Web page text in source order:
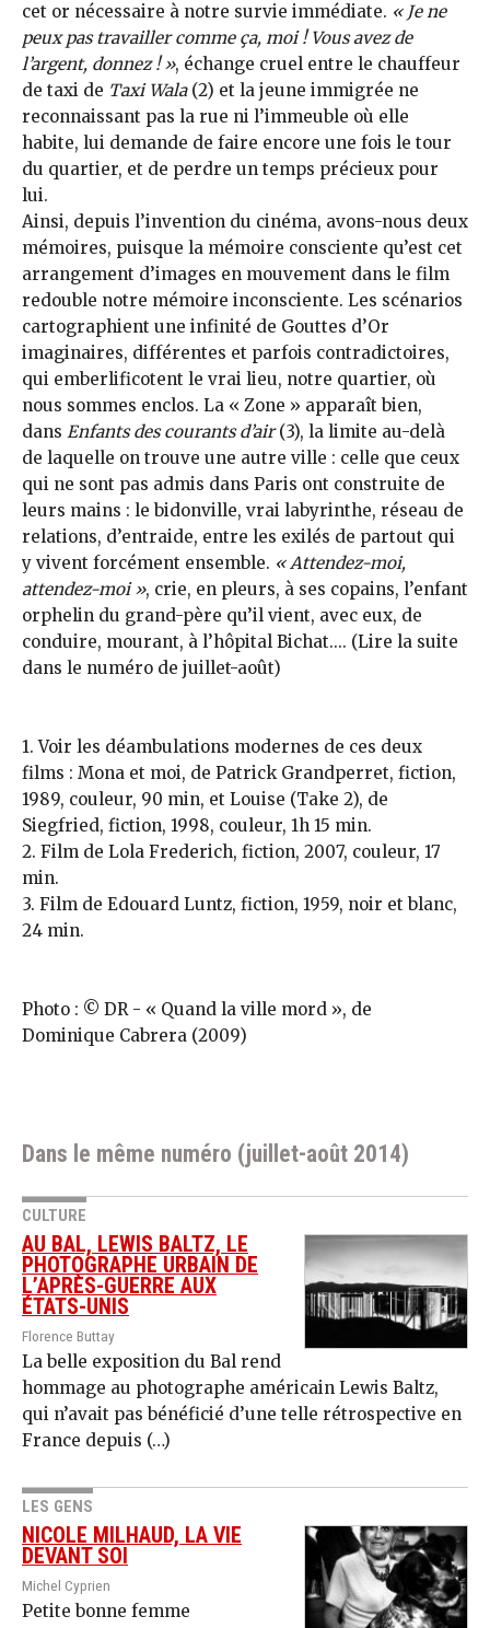
cet or nécessaire à notre survie immédiate. « Je ne
peux pas travailler comme ça, moi ! Vous avez de
l’argent, donnez ! », échange cruel entre le chauffeur
de taxi de Taxi Wala(2) et la jeune immigrée ne
reconnaissant pas la rue ni l’immeuble où elle
habite, lui demande de faire encore une fois le tour
du quartier, et de perdre un temps précieux pour
lui.
Ainsi, depuis l’invention du cinéma, avons-nous deux
mémoires, puisque la mémoire consciente qu’est cet
arrangement d’images en mouvement dans le film
redouble notre mémoire inconsciente. Les scénarios
cartographient une infinité de Gouttes d’Or
imaginaires, différentes et parfois contradictoires,
qui emberlificotent le vrai lieu, notre quartier, où
nous sommes enclos. La « Zone » apparaît bien,
dans Enfants des courants d’air(3), la limite au-delà
de laquelle on trouve une autre ville : celle que ceux
qui ne sont pas admis dans Paris ont construite de
leurs mains : le bidonville, vrai labyrinthe, réseau de
relations, d’entraide, entre les exilés de partout qui
y vivent forcément ensemble. « Attendez-moi,
attendez-moi », crie, en pleurs, à ses copains, l’enfant
orphelin du grand-père qu’il vient, avec eux, de
conduire, mourant, à l’hôpital Bichat.... (Lire la suite
dans le numéro de juillet-août)
1. Voir les déambulations modernes de ces deux
films : Mona et moi, de Patrick Grandperret, fiction,
1989, couleur, 90 min, et Louise (Take 2), de
Siegfried, fiction, 1998, couleur, 1h 15 min.
2. Film de Lola Frederich, fiction, 2007, couleur, 17
min.
3. Film de Edouard Luntz, fiction, 1959, noir et blanc,
24 min.
Photo : © DR - « Quand la ville mord », de
Dominique Cabrera (2009)
Dans le même numéro (juillet-août 2014)
CULTURE
AU BAL, LEWIS BALTZ, LE
PHOTOGRAPHE URBAIN DE
L’APRÈS-GUERRE AUX
ÉTATS-UNIS
Florence Buttay
La belle exposition du Bal rend
hommage au photographe américain Lewis Baltz,
qui n’avait pas bénéficié d’une telle rétrospective en
France depuis (…)
LES GENS
NICOLE MILHAUD, LA VIE
DEVANT SOI
Michel Cyprien
Petite bonne femme